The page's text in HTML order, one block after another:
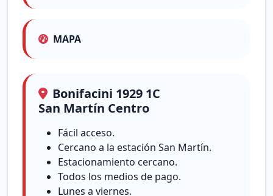
MAPA
Bonifacini 1929 1C
San Martín Centro
Fácil acceso.
Cercano a la estación San Martín.
Estacionamiento cercano.
Todos los medios de pago.
Lunes a viernes.